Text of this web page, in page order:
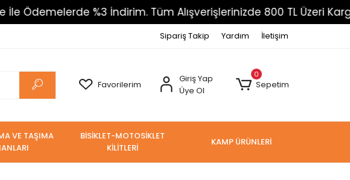
%3 İndirim. Tüm Alışverişlerinizde 800 TL Üzeri Kargo
Sipariş Takip Yardım İletişim
Favorilerim
Giriş Yap
Üye Ol
0
Sepetim
VE TAŞIMA
BİSİKLET-MOTOSİKLET
KİLİTLERİ
KAMP ÜRÜNLERİ